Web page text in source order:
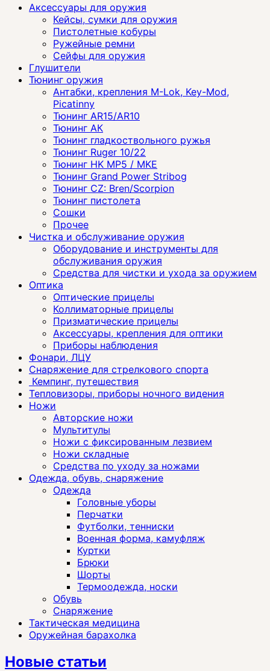
Аксессуары для оружия
Кейсы, сумки для оружия
Пистолетные кобуры
Ружейные ремни
Сейфы для оружия
Глушители
Тюнинг оружия
Антабки, крепления M-Lok, Key-Mod,
Picatinny
Тюнинг AR15/AR10
Тюнинг АК
Тюнинг гладкоствольного ружья
Тюнинг Ruger 10/22
Тюнинг HK MP5 / MKE
Тюнинг Grand Power Stribog
Тюнинг CZ: Bren/Scorpion
Тюнинг пистолета
Сошки
Прочее
Чистка и обслуживание оружия
Оборудование и инструменты для
обслуживания оружия
Средства для чистки и ухода за оружием
Оптика
Оптические прицелы
Коллиматорные прицелы
Призматические прицелы
Аксессуары, крепления для оптики
Приборы наблюдения
Фонари, ЛЦУ
Снаряжение для стрелкового спорта
Кемпинг, путешествия
Тепловизоры, приборы ночного видения
Ножи
Авторские ножи
Мультитулы
Ножи с фиксированным лезвием
Ножи складные
Средства по уходу за ножами
Одежда, обувь, снаряжение
Одежда
Головные уборы
Перчатки
Футболки, тенниски
Военная форма, камуфляж
Куртки
Брюки
Шорты
Термоодежда, носки
Обувь
Снаряжение
Тактическая медицина
Оружейная барахолка
Новые статьи